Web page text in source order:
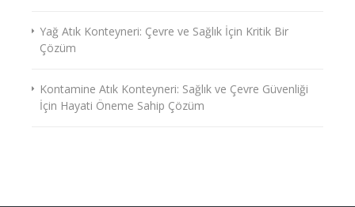
Yağ Atık Konteyneri: Çevre ve Sağlık İçin Kritik Bir
Çözüm
Kontamine Atık Konteyneri: Sağlık ve Çevre Güvenliği
İçin Hayati Öneme Sahip Çözüm